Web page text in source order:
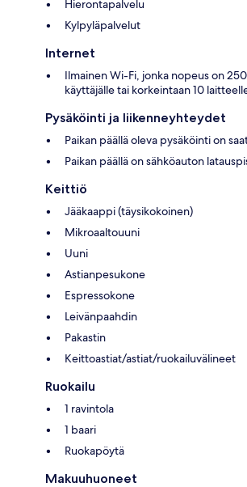
Hierontapalvelu
Kylpyläpalvelut
Internet
Ilmainen Wi-Fi, jonka nopeus on
käyttäjälle tai korkeintaan 10
Pysäköinti ja liikenneyhteydet
Paikan päällä oleva pysäköinti on
Paikan päällä on sähköauton
Keittiö
Jääkaappi (täysikokoinen)
Mikroaaltouuni
Uuni
Astianpesukone
Espressokone
Leivänpaahdin
Pakastin
Keittoastiat/astiat/ruokailuvälineet
Ruokailu
1 ravintola
1 baari
Ruokapöytä
Makuuhuoneet